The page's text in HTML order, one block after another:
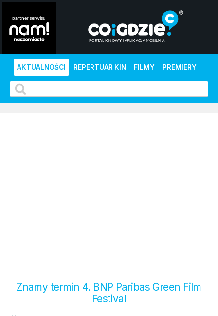
AKTUALNOŚCI REPERTUAR KIN FILMY PREMIERY
Znamy termin 4. BNP Paribas Green Film
Festival